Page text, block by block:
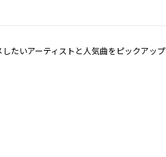
たいアーティストと人気曲をピックアップ